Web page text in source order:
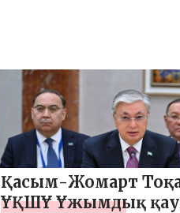
Қасым-Жомарт
ҰҚШҰ Ұжымдық